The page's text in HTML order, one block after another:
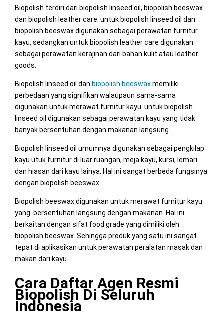
Biopolish terdiri dari biopolish linseed oil, biopolish beeswax
dan biopolish leather care. untuk biopolish linseed oil dan
biopolish beeswax digunakan sebagai perawatan furnitur
kayu, sedangkan untuk biopolish leather care digunakan
sebagai perawatan kerajinan dari bahan kulit atau leather
goods.
Biopolish linseed oil dan biopolish beeswaxmemiliki
perbedaan yang signifikan walaupaun sama-sama
digunakan untuk merawat furnitur kayu. untuk biopolish
linseed oil digunakan sebagai perawatan kayu yang tidak
banyak bersentuhan dengan makanan langsung.
Biopolish linseed oil umumnya digunakan sebagai pengkilap
kayu utuk furnitur di luar ruangan, meja kayu, kursi, lemari
dan hiasan dari kayu lainya. Hal ini sangat berbeda fungsinya
dengan biopolish beeswax.
Biopolish beeswax digunakan untuk merawat furnitur kayu
yang bersentuhan langsung dengan makanan. Hal ini
berkaitan dengan sifat food grade yang dimiliki oleh
biopolish beeswax. Sehingga produk yang satu ini sangat
tepat di aplikasikan untuk perawatan peralatan masak dan
makan dari kayu.
Cara Daftar Agen Resmi
Biopolish Di Seluruh
Indonesia